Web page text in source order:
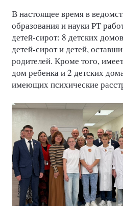
В настоящее время в
образования и науки РТ
детей-сирот: 8 детских
детей-сирот и детей,
родителей. Кроме того,
дом ребенка и 2 детских
имеющих психические